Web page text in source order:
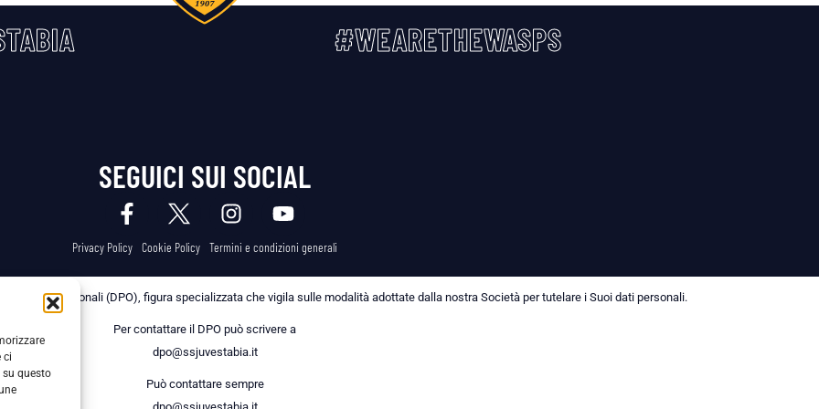
ci
questo
#WEARETHEWASPS
SEGUICI SUI SOCIAL
Privacy Policy Cookie Policy Termini e condizioni generali
dei Dati Personali (DPO), figura specializzata che vigila sulle modalità adottate dalla nostra Società per tutelare i Suoi dati personali.
Per contattare il DPO può scrivere a
dpo@ssjuvestabia.it
Può contattare sempre